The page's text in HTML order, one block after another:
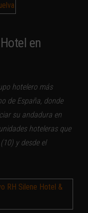
en
hotelero más
de España, donde
su andadura en
hoteleras que
y desde el